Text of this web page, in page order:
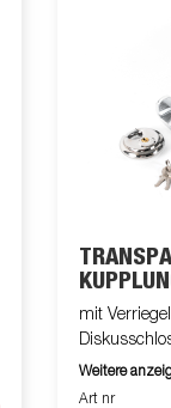
mit
gegossenen
Für die
Weitere
Art nr